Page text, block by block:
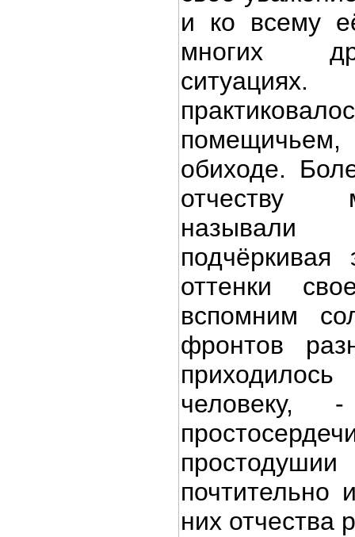
и ко всему
многих
обиходе.
отчеству
подчёркивая
оттенки
вспомним
фронтов
почтительно
них отчества